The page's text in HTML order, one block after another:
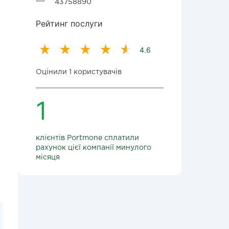
43758890
Рейтинг послуги
4.6
Оцінили 1 користувачів
1
клієнтів Portmone сплатили
рахунок цієї компанії минулого
місяця